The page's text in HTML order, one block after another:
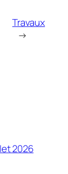
Travaux
→
2026